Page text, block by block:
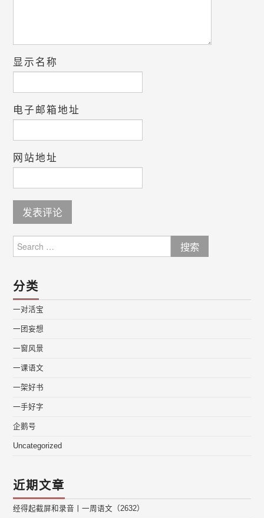
显示名称
电子邮箱地址
网站地址
for:
分类
一对活宝
一团妄想
一窗风景
一课语文
一架好书
一手好字
企鹅号
Uncategorized
近期文章
经得起截屏和录音丨一周语文（2632）